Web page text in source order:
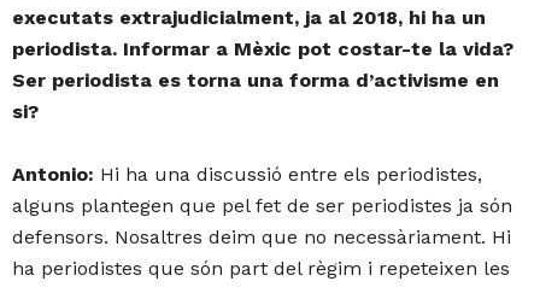
executats extrajudicialment, ja al 2018, hi ha un
periodista. Informar a Mèxic pot costar-te la vida?
Ser periodista es torna una forma d’activisme en
si?
Antonio: Hi ha una discussió entre els periodistes,
alguns plantegen que pel fet de ser periodistes ja són
defensors. Nosaltres deim que no necessàriament. Hi
ha periodistes que són part del règim i repeteixen les